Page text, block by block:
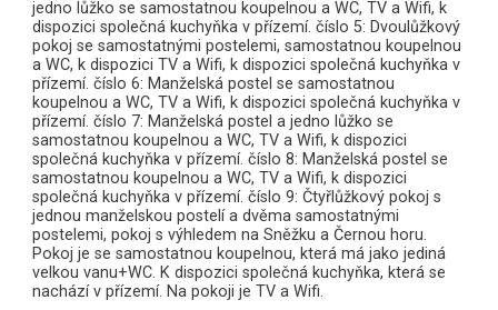
jedno lůžko se samostatnou koupelnou a WC, TV a Wifi, k
dispozici společná kuchyňka v přízemí. číslo 5: Dvoulůžkový
pokoj se samostatnými postelemi, samostatnou koupelnou
a WC, k dispozici TV a Wifi, k dispozici společná kuchyňka v
přízemí. číslo 6: Manželská postel se samostatnou
koupelnou a WC, TV a Wifi, k dispozici společná kuchyňka v
přízemí. číslo 7: Manželská postel a jedno lůžko se
samostatnou koupelnou a WC, TV a Wifi, k dispozici
společná kuchyňka v přízemí. číslo 8: Manželská postel se
samostatnou koupelnou a WC, TV a Wifi, k dispozici
společná kuchyňka v přízemí. číslo 9: Čtyřlůžkový pokoj s
jednou manželskou postelí a dvěma samostatnými
postelemi, pokoj s výhledem na Sněžku a Černou horu.
Pokoj je se samostatnou koupelnou, která má jako jediná
velkou vanu+WC. K dispozici společná kuchyňka, která se
nachází v přízemí. Na pokoji je TV a Wifi.